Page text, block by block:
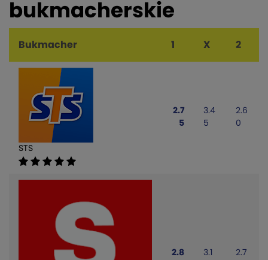
bukmacherskie
Bukmacher 1 X 2
STS
2.7
5
3.4
5
2.6
0
2.8
3.1
2.7